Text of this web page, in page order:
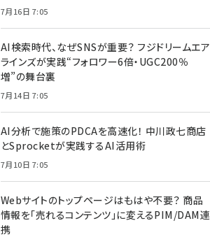
7月16日 7:05
AI検索時代、なぜSNSが重要？ フジドリームエア
ラインズが実践“フォロワー6倍・UGC200％
増”の舞台裏
7月14日 7:05
AI分析で施策のPDCAを高速化！ 中川政七商店
とSprocketが実践するAI活用術
7月10日 7:05
Webサイトのトップページはもはや不要？ 商品
情報を「売れるコンテンツ」に変えるPIM/DAM連
携